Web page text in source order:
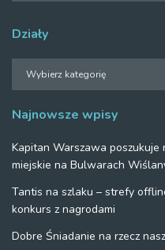
Działy
Najnowsze wpisy
Kapitan Warszawa
miejskie na Bulwarach
Tantis na szlaku – strefy
konkurs z nagrodami
Dobre Śniadanie na rzecz